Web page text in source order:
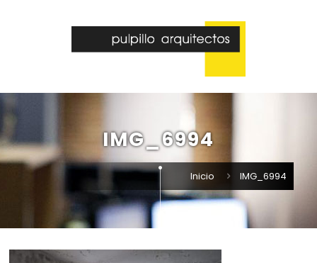
IMG_6994
Inicio IMG_6994